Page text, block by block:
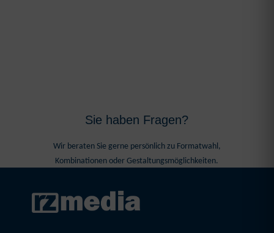
Sie haben Fragen?
Wir beraten Sie gerne persönlich zu Formatwahl,